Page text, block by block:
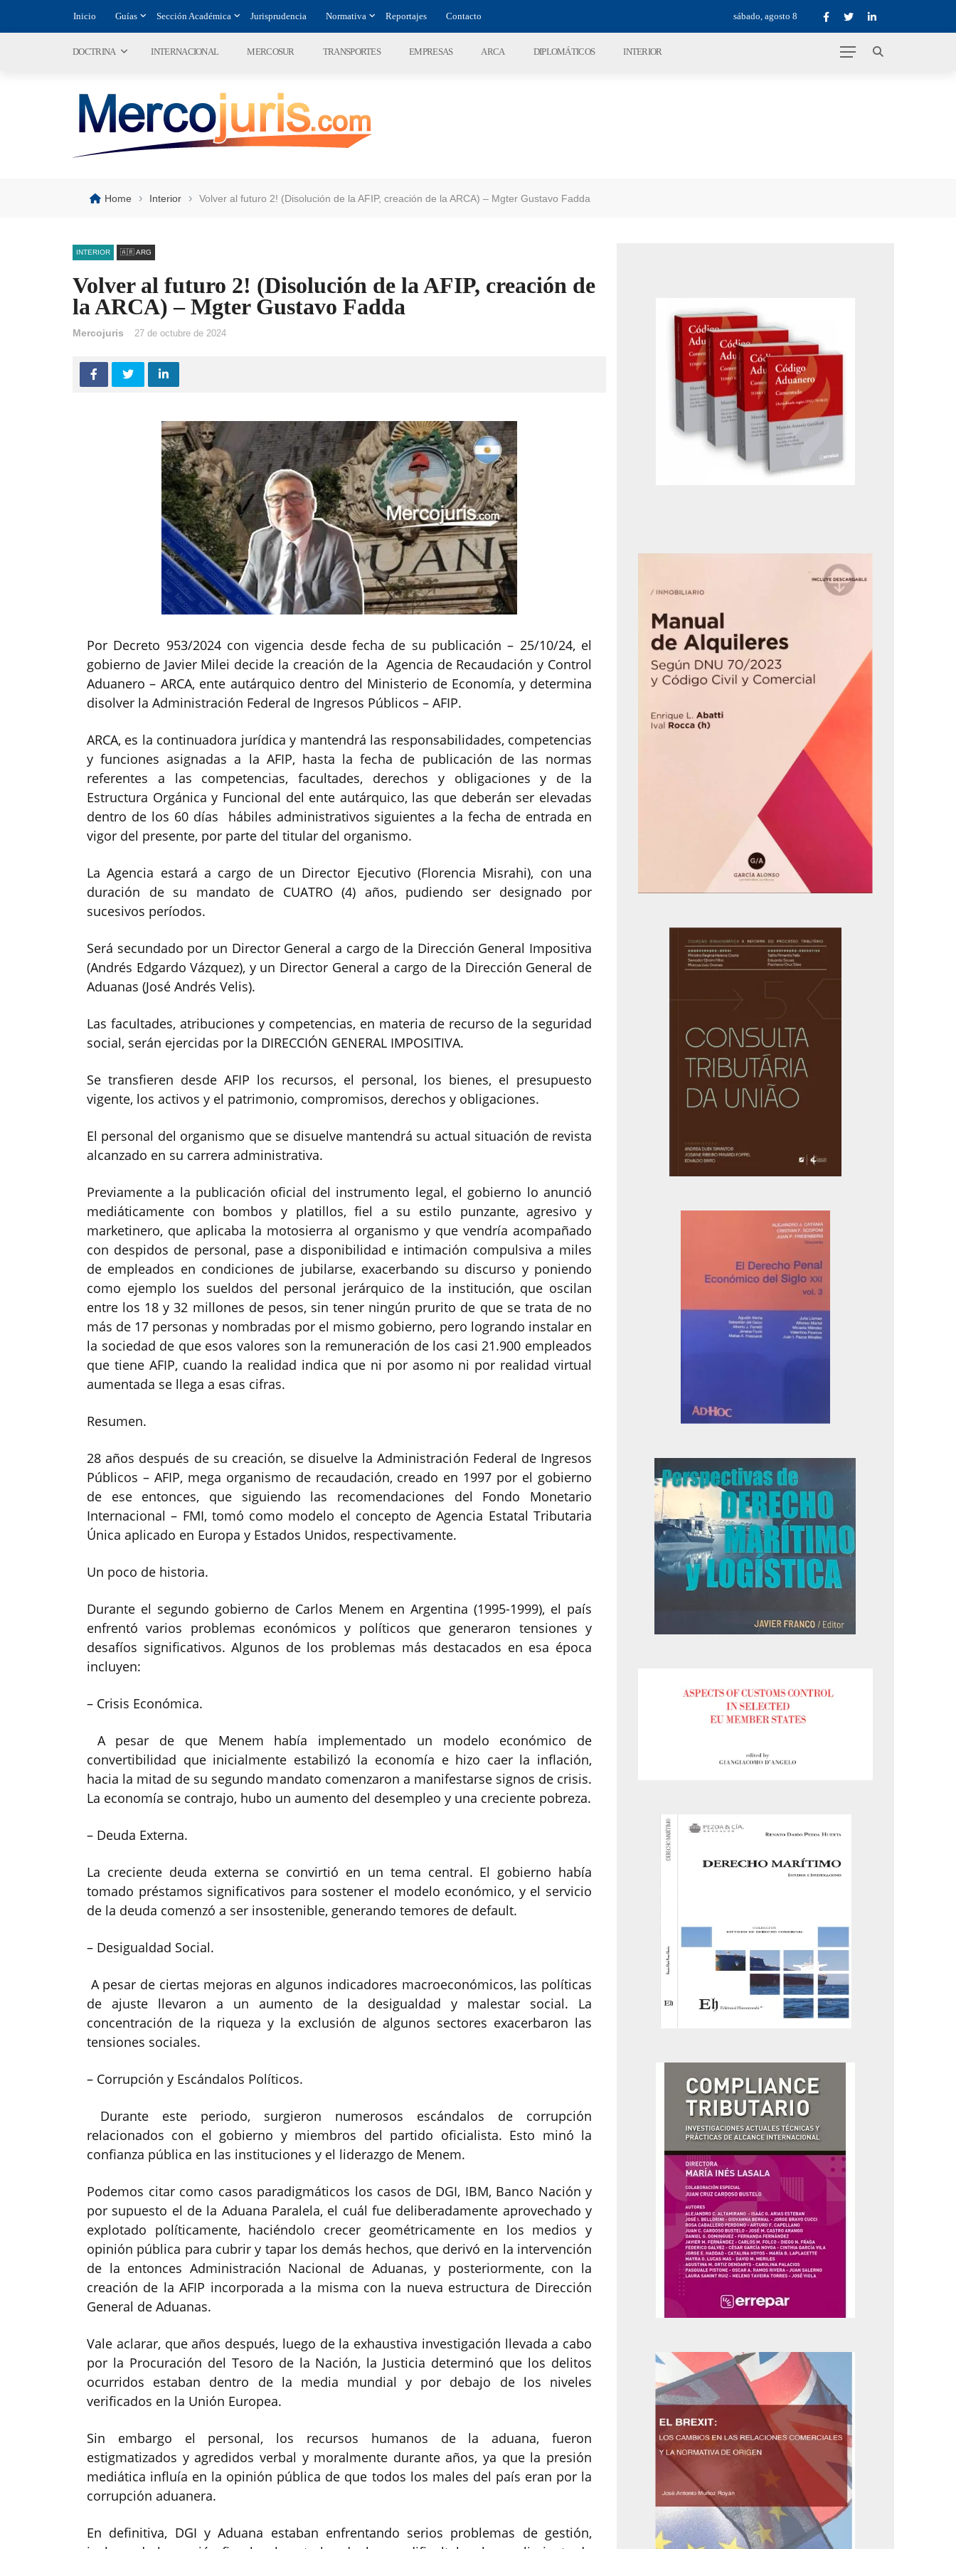
Inicio Guías Sección Académica Jurisprudencia Normativa Reportajes Contacto sábado, agosto 8
DOCTRINA INTERNACIONAL MERCOSUR TRANSPORTES EMPRESAS ARCA DIPLOMÁTICOS INTERIOR
Home › Interior › Volver al futuro 2! (Disolución de la AFIP, creación de la ARCA) – Mgter Gustavo Fadda
INTERIOR 🇦🇷 ARG
Volver al futuro 2! (Disolución de la AFIP, creación de
la ARCA) – Mgter Gustavo Fadda
Mercojuris 27 de octubre de 2024
Por Decreto 953/2024 con vigencia desde fecha de su publicación – 25/10/24, el
gobierno de Javier Milei decide la creación de la Agencia de Recaudación y Control
Aduanero – ARCA, ente autárquico dentro del Ministerio de Economía, y determina
disolver la Administración Federal de Ingresos Públicos – AFIP.
ARCA, es la continuadora jurídica y mantendrá las responsabilidades, competencias
y funciones asignadas a la AFIP, hasta la fecha de publicación de las normas
referentes a las competencias, facultades, derechos y obligaciones y de la
Estructura Orgánica y Funcional del ente autárquico, las que deberán ser elevadas
dentro de los 60 días hábiles administrativos siguientes a la fecha de entrada en
vigor del presente, por parte del titular del organismo.
La Agencia estará a cargo de un Director Ejecutivo (Florencia Misrahi), con una
duración de su mandato de CUATRO (4) años, pudiendo ser designado por
sucesivos períodos.
Será secundado por un Director General a cargo de la Dirección General Impositiva
(Andrés Edgardo Vázquez), y un Director General a cargo de la Dirección General de
Aduanas (José Andrés Velis).
Las facultades, atribuciones y competencias, en materia de recurso de la seguridad
social, serán ejercidas por la DIRECCIÓN GENERAL IMPOSITIVA.
Se transfieren desde AFIP los recursos, el personal, los bienes, el presupuesto
vigente, los activos y el patrimonio, compromisos, derechos y obligaciones.
El personal del organismo que se disuelve mantendrá su actual situación de revista
alcanzado en su carrera administrativa.
Previamente a la publicación oficial del instrumento legal, el gobierno lo anunció
mediáticamente con bombos y platillos, fiel a su estilo punzante, agresivo y
marketinero, que aplicaba la motosierra al organismo y que vendría acompañado
con despidos de personal, pase a disponibilidad e intimación compulsiva a miles
de empleados en condiciones de jubilarse, exacerbando su discurso y poniendo
como ejemplo los sueldos del personal jerárquico de la institución, que oscilan
entre los 18 y 32 millones de pesos, sin tener ningún prurito de que se trata de no
más de 17 personas y nombradas por el mismo gobierno, pero logrando instalar en
la sociedad de que esos valores son la remuneración de los casi 21.900 empleados
que tiene AFIP, cuando la realidad indica que ni por asomo ni por realidad virtual
aumentada se llega a esas cifras.
Resumen.
28 años después de su creación, se disuelve la Administración Federal de Ingresos
Públicos – AFIP, mega organismo de recaudación, creado en 1997 por el gobierno
de ese entonces, que siguiendo las recomendaciones del Fondo Monetario
Internacional – FMI, tomó como modelo el concepto de Agencia Estatal Tributaria
Única aplicado en Europa y Estados Unidos, respectivamente.
Un poco de historia.
Durante el segundo gobierno de Carlos Menem en Argentina (1995-1999), el país
enfrentó varios problemas económicos y políticos que generaron tensiones y
desafíos significativos. Algunos de los problemas más destacados en esa época
incluyen:
– Crisis Económica.
A pesar de que Menem había implementado un modelo económico de
convertibilidad que inicialmente estabilizó la economía e hizo caer la inflación,
hacia la mitad de su segundo mandato comenzaron a manifestarse signos de crisis.
La economía se contrajo, hubo un aumento del desempleo y una creciente pobreza.
– Deuda Externa.
La creciente deuda externa se convirtió en un tema central. El gobierno había
tomado préstamos significativos para sostener el modelo económico, y el servicio
de la deuda comenzó a ser insostenible, generando temores de default.
– Desigualdad Social.
A pesar de ciertas mejoras en algunos indicadores macroeconómicos, las políticas
de ajuste llevaron a un aumento de la desigualdad y malestar social. La
concentración de la riqueza y la exclusión de algunos sectores exacerbaron las
tensiones sociales.
– Corrupción y Escándalos Políticos.
Durante este periodo, surgieron numerosos escándalos de corrupción
relacionados con el gobierno y miembros del partido oficialista. Esto minó la
confianza pública en las instituciones y el liderazgo de Menem.
Podemos citar como casos paradigmáticos los casos de DGI, IBM, Banco Nación y
por supuesto el de la Aduana Paralela, el cuál fue deliberadamente aprovechado y
explotado políticamente, haciéndolo crecer geométricamente en los medios y
opinión pública para cubrir y tapar los demás hechos, que derivó en la intervención
de la entonces Administración Nacional de Aduanas, y posteriormente, con la
creación de la AFIP incorporada a la misma con la nueva estructura de Dirección
General de Aduanas.
Vale aclarar, que años después, luego de la exhaustiva investigación llevada a cabo
por la Procuración del Tesoro de la Nación, la Justicia determinó que los delitos
ocurridos estaban dentro de la media mundial y por debajo de los niveles
verificados en la Unión Europea.
Sin embargo el personal, los recursos humanos de la aduana, fueron
estigmatizados y agredidos verbal y moralmente durante años, ya que la presión
mediática influía en la opinión pública de que todos los males del país eran por la
corrupción aduanera.
En definitiva, DGI y Aduana estaban enfrentando serios problemas de gestión,